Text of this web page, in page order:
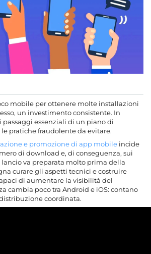
programmi di affiliazione
il tuo gioco?
mobile per ottenere molte installazioni
un investimento consistente. In
passaggi essenziali di un piano di
pratiche fraudolente da evitare.
e promozione di app mobile incide
di download e, di conseguenza, sui
lancio va preparata molto prima della
curare gli aspetti tecnici e costruire
di aumentare la visibilità del
cambia poco tra Android e iOS: contano
coordinata.